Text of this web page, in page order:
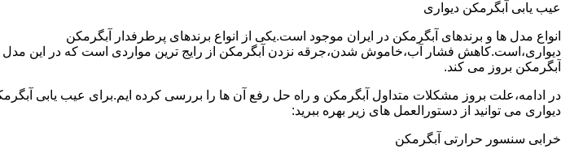
عیب یابی آبگرمکن دیواری
انواع مدل ها و برندهای آبگرمکن در ایران موجود است.یکی از انواع برندهای پرطرفدار آبگرمکن
دیواری،است.کاهش فشار آب،خاموش شدن،جرقه نزدن آبگرمکن از رایج ترین مواردی است که در این مدل
آبگرمکن بروز می کند.
در ادامه،علت بروز مشکلات متداول آبگرمکن و راه حل رفع آن ها را بررسی کرده ایم.برای عیب یابی
دیواری می توانید از دستورالعمل های زیر بهره ببرید:
خرابی سنسور حرارتی آبگرمکن